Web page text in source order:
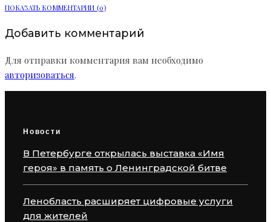
ПОКАЗАТЬ КОММЕНТАРИИ (0)
Добавить комментарий
Для отправки комментария вам необходимо
авторизоваться.
Новости
В Петербурге открылась выставка «Имя
героя» в память о Ленинградской битве
Ленобласть расширяет цифровые услуги
для жителей